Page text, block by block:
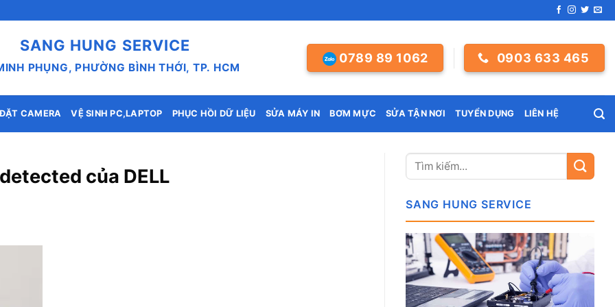
SANG HUNG SERVICE
PHỤNG, PHƯỜNG BÌNH THỚI, TP. HCM
0789 89 1062 0903 633 465
CAMERA VỆ SINH PC,LAPTOP PHỤC HỒI DỮ LIỆU SỬA MÁY IN BƠM MỰC SỬA TẬN NƠI TUYỂN DỤNG LIÊN HỆ
của DELL
SANG HUNG SERVICE